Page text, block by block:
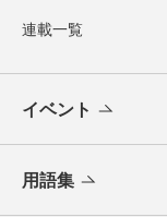
連載一覧
イベント
用語集